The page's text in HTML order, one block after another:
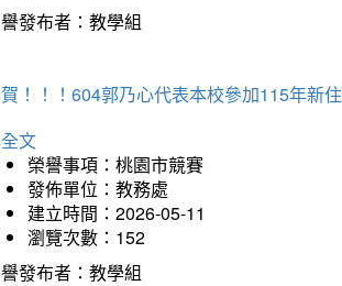
發布者：教學組
！！！604郭乃心代表本校參加115年新
文
榮譽事項：桃園市競賽
發佈單位：教務處
建立時間：2026-05-11
瀏覽次數：152
發布者：教學組